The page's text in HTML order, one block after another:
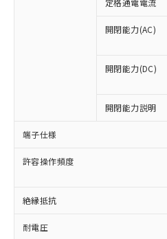
定格通電電流
開閉能力(AC)
開閉能力(DC)
開閉能力説明
端子仕様
許容操作頻度
絶縁抵抗
耐電圧
以下の条件をお読みい
本サービスは、
商品の当社在庫状
(税抜)を提供させ
当社制御機器事
本サービスの対
ことをご了承くだ
在庫状況および
記載している更
タに基づき作成
準価格とは異な
対応予定なし：EU
非含有に非対応の商品
調査・確認中：EU
非含有の対応状況を調
非該当品：ライセンス
害物質有無と関係のな
仕入先様の事情により
いたものが、含有品と
むを得ず変更すること
*EU RoHS指令（10物質）：
鉛(Pb) 1000ppm以下、 水銀
六価クロム(Cr(Ⅵ)) 1000ppm
「○」：最大均質材料
基準値以下であること
「×」：最大均質材料
基準値を超えているこ
「－」：未確認です。
当社は、これら
為替および外国
（以下｢規制貨物
または国外への
国政府の輸出許
可)を取得するな